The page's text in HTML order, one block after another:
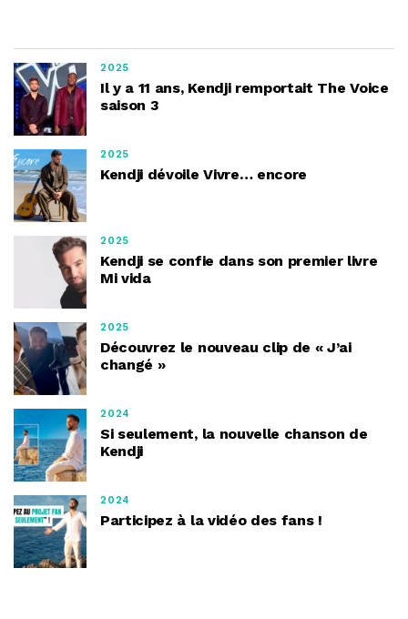
2025
Il y a 11 ans, Kendji remportait The Voice
saison 3
2025
Kendji dévoile Vivre… encore
2025
Kendji se confie dans son premier livre
Mi vida
2025
Découvrez le nouveau clip de « J’ai
changé »
2024
Si seulement, la nouvelle chanson de
Kendji
2024
Participez à la vidéo des fans !